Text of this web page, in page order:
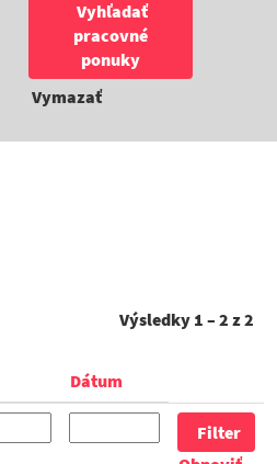
Vymazať
Výsledky 1 – 2 z2
Dátum